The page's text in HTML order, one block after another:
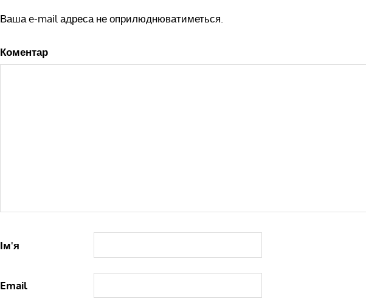
Ваша e-mail адреса не оприлюднюватиметься.
Коментар
Ім'я
Email